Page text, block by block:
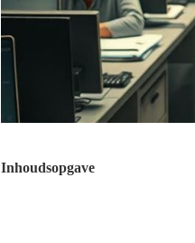
Inhoudsopgave